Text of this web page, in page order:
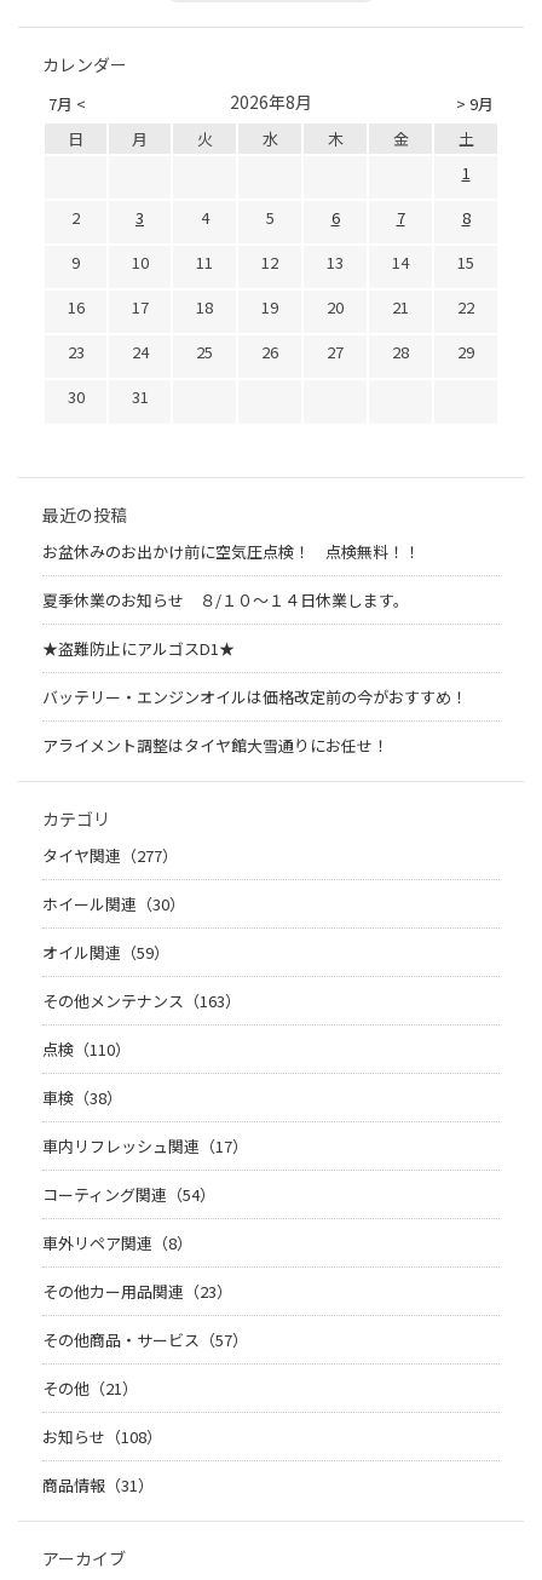
カレンダー
7月 < > 9月
2026年8月
日 月 火 水 木 金
土
1
2
3 4 5 6 7
8
9
10 11 12 13 14
15
16
17 18 19 20 21
22
23
24 25 26 27 28
29
30
31
最近の投稿
お盆休みのお出かけ前に空気圧点検！ 点検無料！！
夏季休業のお知らせ ８/１０～１４日休業します。
★盗難防止にアルゴスD1★
バッテリー・エンジンオイルは価格改定前の今がおすすめ！
アライメント調整はタイヤ館大雪通りにお任せ！
カテゴリ
タイヤ関連（277）
ホイール関連（30）
オイル関連（59）
その他メンテナンス（163）
点検（110）
車検（38）
車内リフレッシュ関連（17）
コーティング関連（54）
車外リペア関連（8）
その他カー用品関連（23）
その他商品・サービス（57）
その他（21）
お知らせ（108）
商品情報（31）
アーカイブ